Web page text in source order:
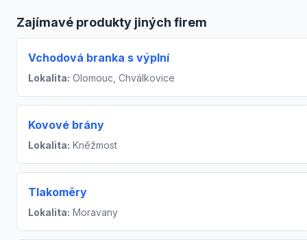
Zajímavé produkty jiných firem
Vchodová branka s výplní
Lokalita: Olomouc, Chválkovice
Kovové brány
Lokalita: Kněžmost
Tlakoměry
Lokalita: Moravany